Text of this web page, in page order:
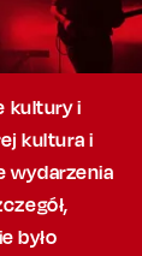
kultury i
kultura i
wydarzenia
było